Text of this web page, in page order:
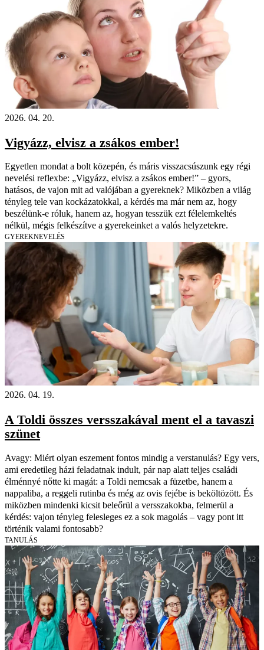
2026. 04. 20.
Vigyázz, elvisz a zsákos ember!
Egyetlen mondat a bolt közepén, és máris visszacsúszunk egy régi
nevelési reflexbe: „Vigyázz, elvisz a zsákos ember!” – gyors,
hatásos, de vajon mit ad valójában a gyereknek? Miközben a világ
tényleg tele van kockázatokkal, a kérdés ma már nem az, hogy
beszélünk-e róluk, hanem az, hogyan tesszük ezt félelemkeltés
nélkül, mégis felkészítve a gyerekeinket a valós helyzetekre.
GYEREKNEVELÉS
2026. 04. 19.
A Toldi összes versszakával ment el a tavaszi
szünet
Avagy: Miért olyan eszement fontos mindig a verstanulás? Egy vers,
ami eredetileg házi feladatnak indult, pár nap alatt teljes családi
élménnyé nőtte ki magát: a Toldi nemcsak a füzetbe, hanem a
nappaliba, a reggeli rutinba és még az ovis fejébe is beköltözött. És
miközben mindenki kicsit beleőrül a versszakokba, felmerül a
kérdés: vajon tényleg felesleges ez a sok magolás – vagy pont itt
történik valami fontosabb?
TANULÁS